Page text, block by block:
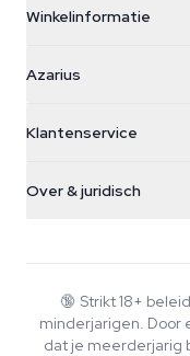
Winkelinformatie
Galvaniweg 11
Nederland
+31(0)204897914
Azarius
Smokeshop
Klantenservice
Retourbeleid
Veelgestelde vragen
Privacybeleid
Over & juridisch
Wiki
Muziek
🔞 Strikt 18+
minderjarigen. Door
dat je meerderjarig